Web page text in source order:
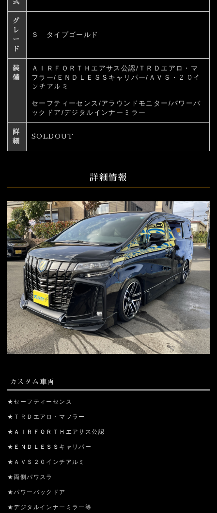
式
グ
レ
ー
ド
Ｓ タイプゴールド
装
備
ＡＩＲＦＯＲＴＨエアサス公認/ ＴＲＤエアロ・マ
フラー/ ＥＮＤＬＥＳＳキャリパー/ＡＶＳ・
２０イ
ンチアルミ
セーフティーセンス/アラウンドモニター/パワーバ
ックドア/デジタルインナーミラー
詳
細
SOLDOUT
詳細情報
カスタム車両
★セーフティーセンス
★ＴＲＤエアロ・マフラー
★ ＡＩＲＦＯＲＴＨエアサス公認
★ ＥＮＤＬＥＳＳ キャリパー
★ＡＶＳ２０インチアルミ
★両側パワスラ
★パワーバックドア
★デジタルインナーミラー等